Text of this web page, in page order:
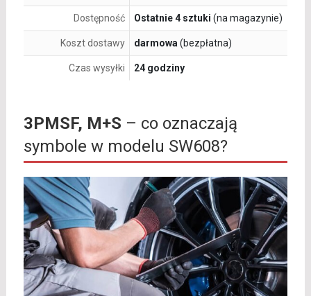
Dostępność Ostatnie 4 sztuki (na magazynie)
Koszt dostawy darmowa (bezpłatna)
Czas wysyłki 24 godziny
3PMSF, M+S – co oznaczają
symbole w modelu SW608?